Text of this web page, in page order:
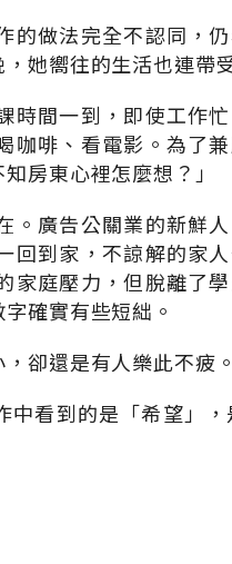
的做法完全不認同，
她嚮往的生活也連帶
間一到，即使工作
咖啡、看電影。為了
房東心裡怎麼想？」
廣告公關業的新鮮
到家，不諒解的家
家庭壓力，但脫離了
確實有些短絀。
卻還是有人樂此不疲。
看到的是「希望」